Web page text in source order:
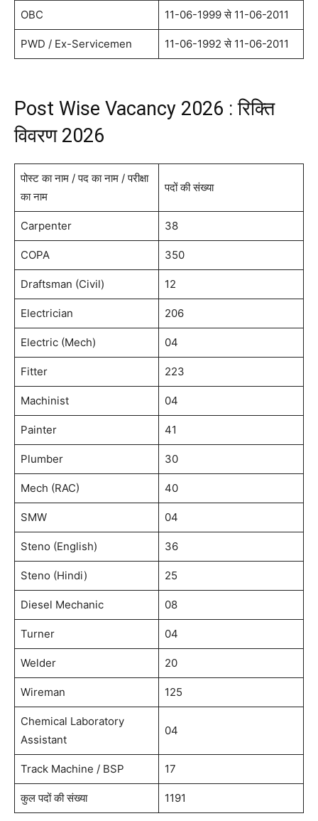
OBC 11-06-1999 से 11-06-2011
PWD / Ex-Servicemen 11-06-1992 से 11-06-2011
Post Wise Vacancy 2026 : रिक्ति
विवरण 2026
पोस्ट का नाम / पद का नाम / परीक्षा
का नाम
पदों की संख्या
Carpenter 38
COPA 350
Draftsman (Civil) 12
Electrician 206
Electric (Mech) 04
Fitter 223
Machinist 04
Painter 41
Plumber 30
Mech (RAC) 40
SMW 04
Steno (English) 36
Steno (Hindi) 25
Diesel Mechanic 08
Turner 04
Welder 20
Wireman 125
Chemical Laboratory
Assistant
04
Track Machine / BSP 17
कुल पदों की संख्या 1191